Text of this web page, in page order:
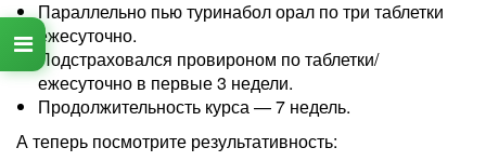
Параллельно пью туринабол орал по три таблетки
ежесуточно.
Подстраховался провироном по таблетки/
ежесуточно в первые 3 недели.
Продолжительность курса — 7 недель.
А теперь посмотрите результативность: